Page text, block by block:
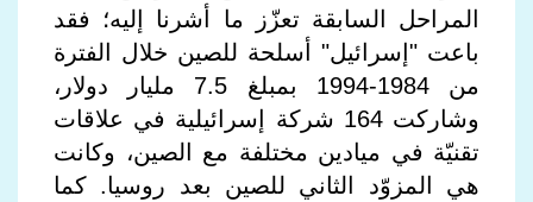
المراحل السابقة تعزّز ما أشرنا إليه؛ فقد
باعت "إسرائيل" أسلحة للصين خلال الفترة
من 1984-1994 بمبلغ 7.5 مليار دولار،
وشاركت 164 شركة إسرائيلية في علاقات
تقنيّة في ميادين مختلفة مع الصين، وكانت
هي المزوّد الثاني للصين بعد روسيا. كما